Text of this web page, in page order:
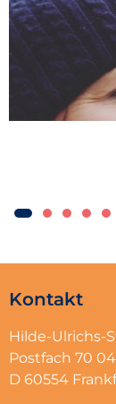
Kontakt
Hilde-Ulrichs-
Postfach 70
D 60554